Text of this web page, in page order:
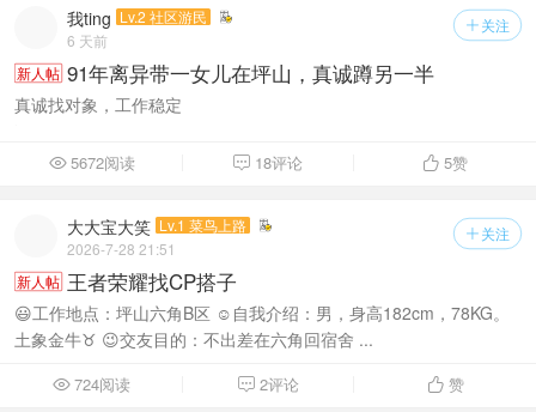
 关注
我ting Lv.2 社区游民
6 天前
新人帖 91年离异带一女儿在坪山，真诚蹲另一半
真诚找对象，工作稳定
 5672阅读  18评论  5赞
 关注
大大宝大笑 Lv.1 菜鸟上路
2026-7-28 21:51
新人帖 王者荣耀找CP搭子
😃工作地点：坪山六角B区 ☺️自我介绍：男，身高182cm，78KG。
土象金牛♉ 😉交友目的：不出差在六角回宿舍 ...
724阅读  2评论  赞